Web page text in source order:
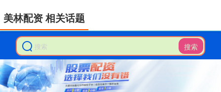
搜索
美林配资 相关话题